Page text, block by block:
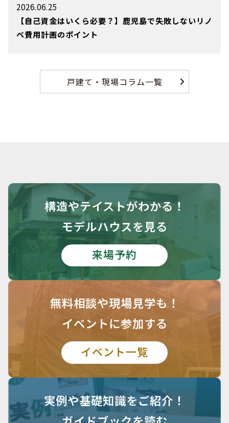
2026.06.25
【自己資金はいくら必要？】鹿児島で失敗しないリノ
ベ費用計画のポイント
戸建て・現場コラム一覧
構造やテイストがわかる！
モデルハウスを見る
来場予約
無料相談や現場見学も！
イベントに参加する
イベント一覧
実例や基礎知識をご紹介！